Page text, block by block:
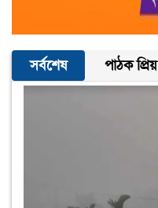
সর্বশেষ পাঠক প্রিয়